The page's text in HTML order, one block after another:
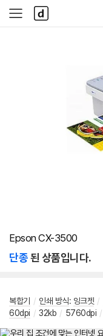
사
이
다
나
와
Epson CX-3500
단종된 상품입니다.
복합기 / 인쇄 방식: 잉크젯 /
60dpi / 32kb / 5760dpi /